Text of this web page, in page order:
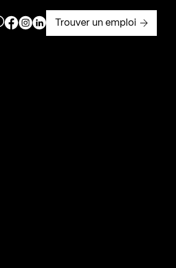
la barre de recherche
Page Facebook de Kollectif
Page Instagram de Kollectif
Page Linkedin de Kollectif
Trouver un emploi